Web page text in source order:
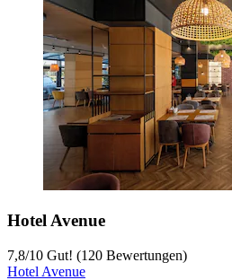
Hotel Avenue
7,8/10 Gut! (120 Bewertungen)
Hotel Avenue